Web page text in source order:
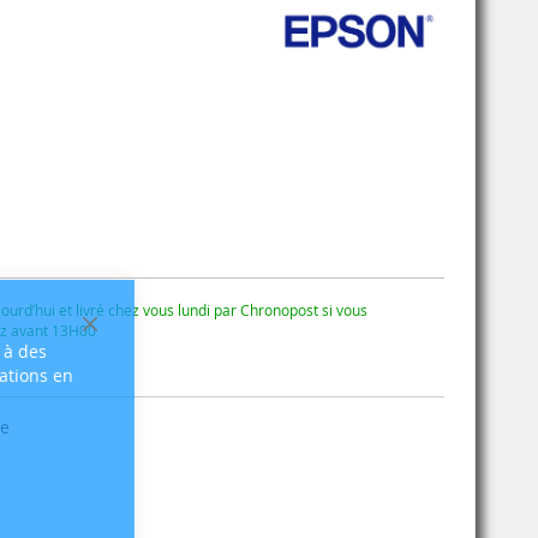
Fermer
des
en
et livré chez vous lundi par Chronopost si vous
avant 13H00